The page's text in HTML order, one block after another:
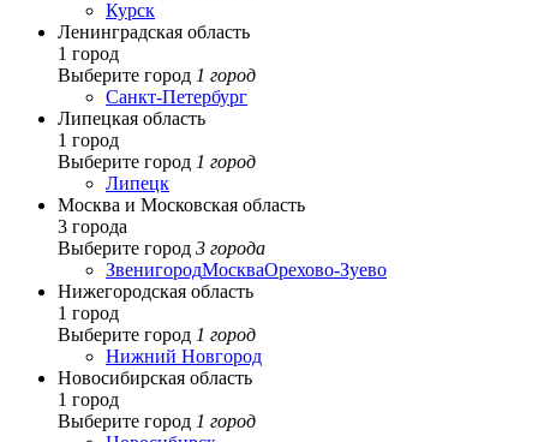
Курск
Ленинградская область
1 город
Выберите город 1 город
Санкт-Петербург
Липецкая область
1 город
Выберите город 1 город
Липецк
Москва и Московская область
3 города
Выберите город 3 города
ЗвенигородМоскваОрехово-Зуево
Нижегородская область
1 город
Выберите город 1 город
Нижний Новгород
Новосибирская область
1 город
Выберите город 1 город